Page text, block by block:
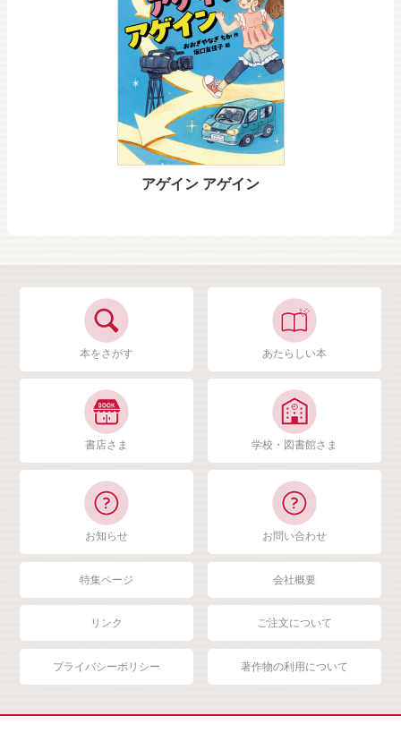
アゲイン アゲイン
本をさがす あたらしい本
書店さま 学校・図書館さま
お知らせ お問い合わせ
特集ページ 会社概要
リンク ご注文について
プライバシーポリシー 著作物の利用について